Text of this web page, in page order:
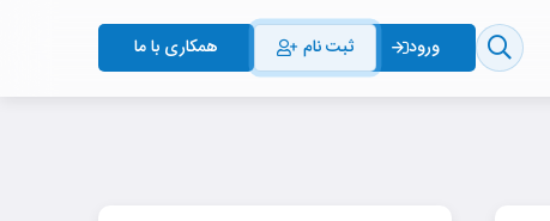
ورود ثبت نام همکاری با ما